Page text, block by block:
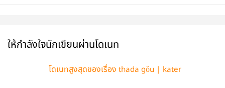
ให้กำลังใจนักเขียนผ่านโดเนท
โดเนทสูงสุดของเรื่อง thada gǒu | kater